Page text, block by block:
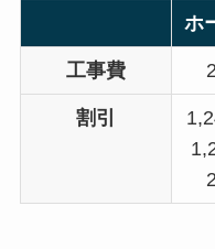
ホ
工事費
割引